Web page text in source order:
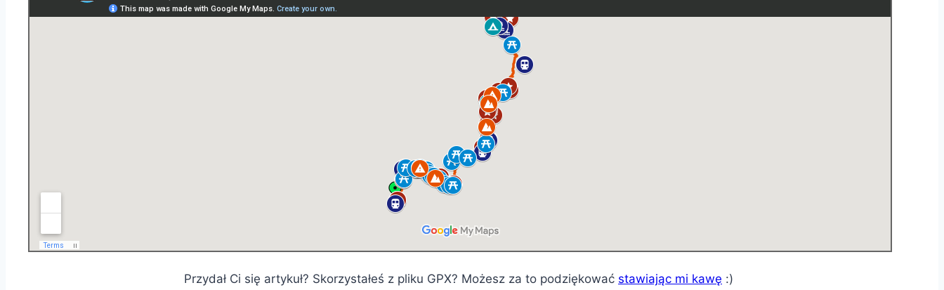
Przydał Ci się artykuł? Skorzystałeś z pliku GPX? Możesz za to podziękować stawiając mi kawę :)